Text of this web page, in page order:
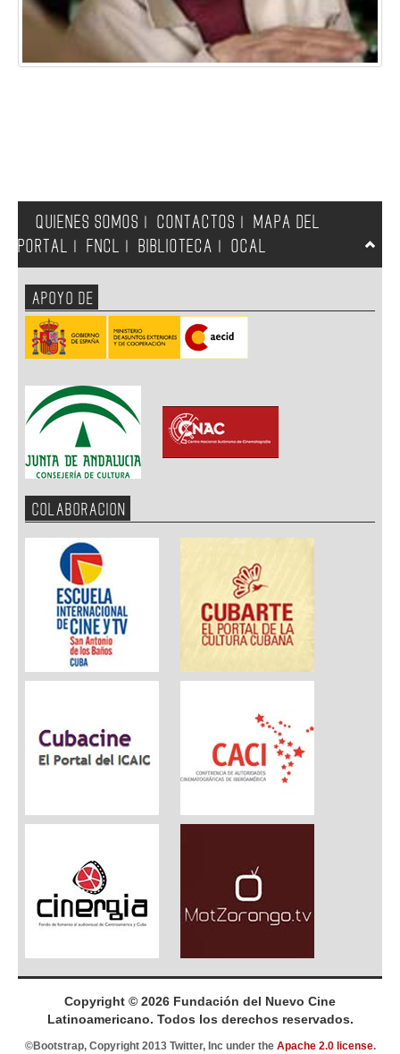
QUIENES SOMOS CONTACTOS
MAPA DEL
PORTAL
FNCL BIBLIOTECA OCAL
APOYO DE
COLABORACION
Copyright © 2026 Fundación del Nuevo Cine
Latinoamericano. Todos los derechos reservados.
©Bootstrap, Copyright 2013 Twitter, Inc under the Apache 2.0 license.